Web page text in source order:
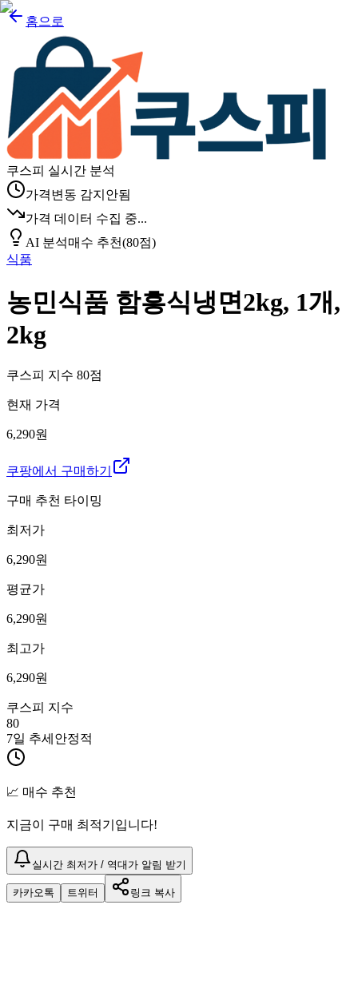
홈으로
쿠스피 실시간 분석
가격변동 감지안됨
가격 데이터 수집 중...
AI 분석매수 추천(80점)
식품
농민식품 함흥식냉면2kg, 1개,
2kg
쿠스피 지수 80점
현재 가격
6,290원
쿠팡에서 구매하기
구매 추천 타이밍
최저가
6,290원
평균가
6,290원
최고가
6,290원
쿠스피 지수
80
7일 추세 안정적
📈 매수 추천
지금이 구매 최적기입니다!
실시간 최저가 / 역대가 알림 받기
카카오톡 트위터 링크 복사